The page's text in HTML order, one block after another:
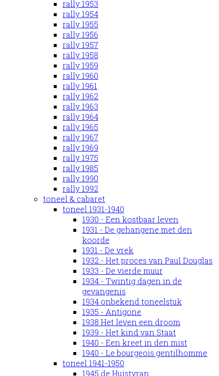
rally 1953
rally 1954
rally 1955
rally 1956
rally 1957
rally 1958
rally 1959
rally 1960
rally 1961
rally 1962
rally 1963
rally 1964
rally 1965
rally 1967
rally 1969
rally 1975
rally 1985
rally 1990
rally 1992
toneel & cabaret
toneel 1931-1940
1930 - Een kostbaar leven
1931 - De gehangene met den
koorde
1931 - De vrek
1932 - Het proces van Paul Douglas
1933 - De vierde muur
1934 - Twintig dagen in de
gevangenis
1934 onbekend toneelstuk
1935 - Antigone
1938 Het leven een droom
1939 - Het kind van Staat
1940 - Een kreet in den mist
1940 - Le bourgeois gentilhomme
toneel 1941-1950
1945 de Huistyran